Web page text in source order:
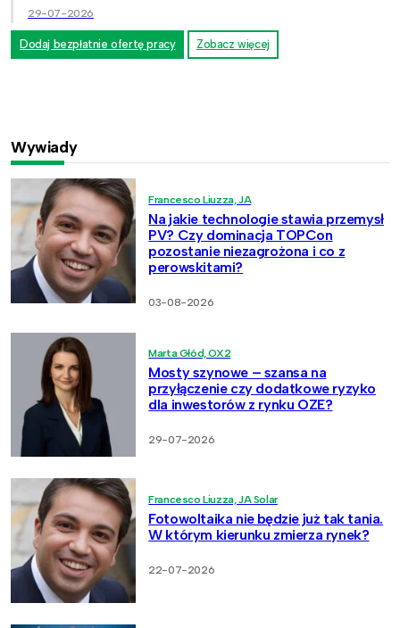
29-07-2026
Dodaj bezpłatnie ofertę pracy Zobacz więcej
Wywiady
Francesco Liuzza, JA
Na jakie technologie stawia przemysł
PV? Czy dominacja TOPCon
pozostanie niezagrożona i co z
perowskitami?
03-08-2026
Marta Głód, OX2
Mosty szynowe – szansa na
przyłączenie czy dodatkowe ryzyko
dla inwestorów z rynku OZE?
29-07-2026
Francesco Liuzza, JA Solar
Fotowoltaika nie będzie już tak tania.
W którym kierunku zmierza rynek?
22-07-2026